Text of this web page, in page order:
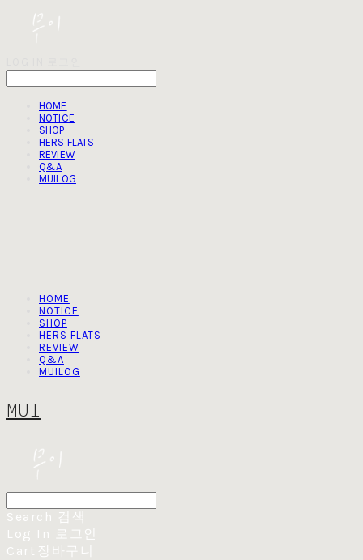
HOME
NOTICE
SHOP
HERS FLATS
REVIEW
Q&A
MUILOG
HOME
NOTICE
SHOP
HERS FLATS
REVIEW
Q&A
MUILOG
MUI
Search 검색
Log In 로그인
Cart 장바구니